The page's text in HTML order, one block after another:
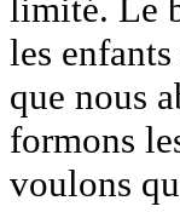
limité. Le
les
que nous
formons
voulons